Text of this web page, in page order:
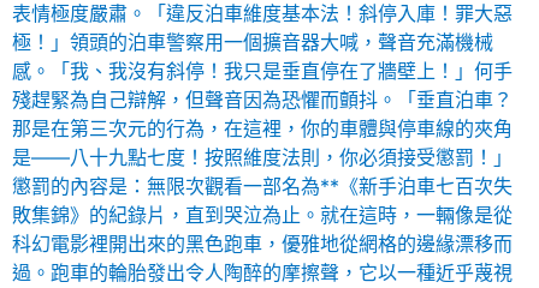
表情極度嚴肅。「違反泊車維度基本法！斜停入庫！罪大惡
極！」領頭的泊車警察用一個擴音器大喊，聲音充滿機械
感。「我、我沒有斜停！我只是垂直停在了牆壁上！」何手
殘趕緊為自己辯解，但聲音因為恐懼而顫抖。「垂直泊車？
那是在第三次元的行為，在這裡，你的車體與停車線的夾角
是——八十九點七度！按照維度法則，你必須接受懲罰！」
懲罰的內容是：無限次觀看一部名為**《新手泊車七百次失
敗集錦》的紀錄片，直到哭泣為止。就在這時，一輛像是從
科幻電影裡開出來的黑色跑車，優雅地從網格的邊緣漂移而
過。跑車的輪胎發出令人陶醉的摩擦聲，它以一種近乎蔑視